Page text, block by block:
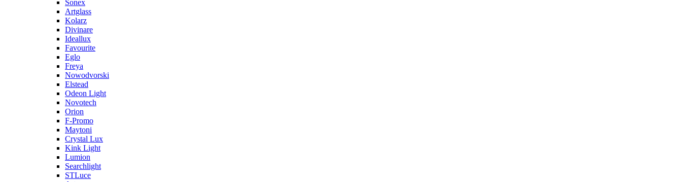
Sonex
Artglass
Kolarz
Divinare
Ideallux
Favourite
Eglo
Freya
Nowodvorski
Elstead
Odeon Light
Novotech
Orion
F-Promo
Maytoni
Crystal Lux
Kink Light
Lumion
Searchlight
STLuce